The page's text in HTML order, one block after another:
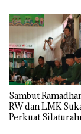
Sambut
RW dan LMK
Perkuat